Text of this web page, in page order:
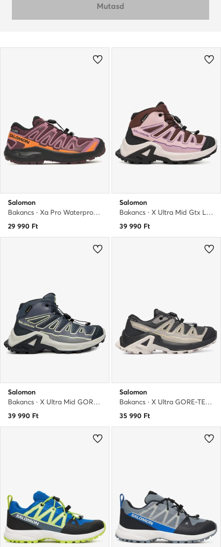
Mutasd
Salomon
Bakancs · Xa Pro Waterproof L49308600 · Rózsaszín
29 990 Ft
Salomon
Bakancs · X Ultra Mid Gtx L49109500 · Bordó
39 990 Ft
Salomon
Bakancs · X Ultra Mid GORE-TEX L49109400 · Kék
39 990 Ft
Salomon
Bakancs · X Ultra GORE-TEX® J Hiking L45388600 · Fekete
35 990 Ft